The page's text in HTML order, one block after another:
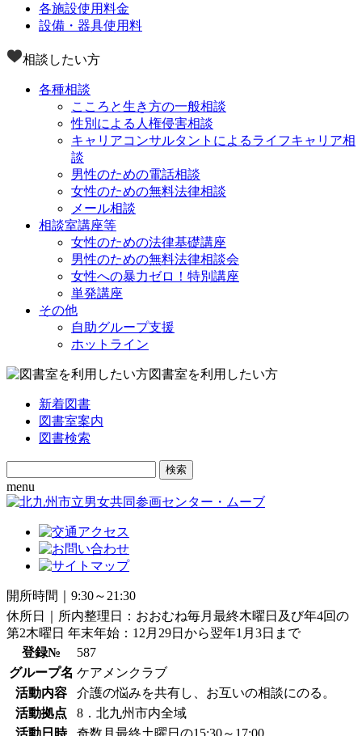
各施設使用料金
設備・器具使用料
相談したい方
各種相談
こころと生き方の一般相談
性別による人権侵害相談
キャリアコンサルタントによるライフキャリア相
談
男性のための電話相談
女性のための無料法律相談
メール相談
相談室講座等
女性のための法律基礎講座
男性のための無料法律相談会
女性への暴力ゼロ！特別講座
単発講座
その他
自助グループ支援
ホットライン
図書室を利用したい方
新着図書
図書室案内
図書検索
Search
for:
menu
開所時間｜9:30～21:30
休所日｜所内整理日：おおむね毎月最終木曜日及び年4回の
第2木曜日 年末年始：12月29日から翌年1月3日まで
登録№
587
グループ名 ケアメンクラブ
活動内容
介護の悩みを共有し、お互いの相談にのる。
活動拠点
8．北九州市内全域
活動日時
奇数月最終土曜日の15:30～17:00